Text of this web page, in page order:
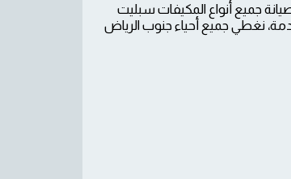
جميع أنواع المكيفات سبليت
نغطي جميع أحياء جنوب الرياض